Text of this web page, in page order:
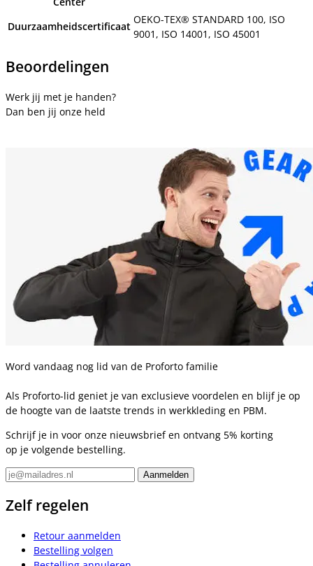
Duurzaamheidscertificaat
OEKO-TEX® STANDARD 100, ISO
9001, ISO 14001, ISO 45001
Beoordelingen
Werk jij met je handen?
Dan ben jij onze held
Word vandaag nog lid van de Proforto familie
Als Proforto-lid geniet je van exclusieve voordelen en blijf je op
de hoogte van de laatste trends in werkkleding en PBM.
Schrijf je in voor onze nieuwsbrief en ontvang 5% korting
op je volgende bestelling.
Zelf regelen
Retour aanmelden
Bestelling volgen